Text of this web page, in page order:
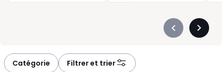
Précédent
Catégorie Filtrer et trier